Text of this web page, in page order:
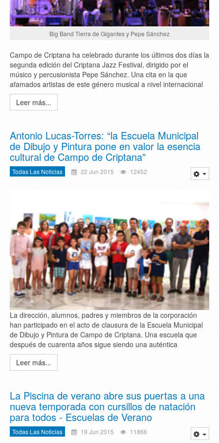
Big Band Tierra de Gigantes y Pepe Sánchez
Campo de Criptana ha celebrado durante los últimos dos días la
segunda edición del Criptana Jazz Festival, dirigido por el
músico y percusionista Pepe Sánchez. Una cita en la que
afamados artistas de este género musical a nivel internacional
Leer más...
Antonio Lucas-Torres: “la Escuela Municipal
de Dibujo y Pintura pone en valor la esencia
cultural de Campo de Criptana”
Todas Las Noticias 22 Jun 2015 12452
La dirección, alumnos, padres y miembros de la corporación
han participado en el acto de clausura de la Escuela Municipal
de Dibujo y Pintura de Campo de Criptana. Una escuela que
después de cuarenta años sigue siendo una auténtica
Leer más...
La Piscina de verano abre sus puertas a una
nueva temporada con cursillos de natación
para todos - Escuelas de Verano
Todas Las Noticias 19 Jun 2015 11866